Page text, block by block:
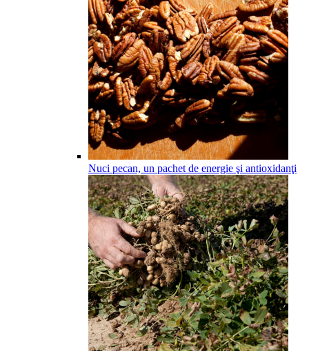
Nuci pecan, un pachet de energie şi antioxidanţi